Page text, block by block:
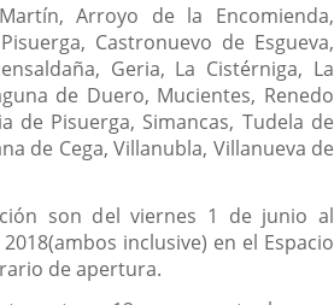
Arroyo de la Encomienda,
Castronuevo de Esgueva,
Geria, La Cistérniga, La
de Duero, Mucientes, Renedo
de Pisuerga, Simancas, Tudela de
de Cega, Villanubla, Villanueva de
son del viernes 1 de junio al
inclusive) en el Espacio
de apertura.